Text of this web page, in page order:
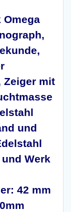
Omega
Zeiger mit
und
Werk
42 mm